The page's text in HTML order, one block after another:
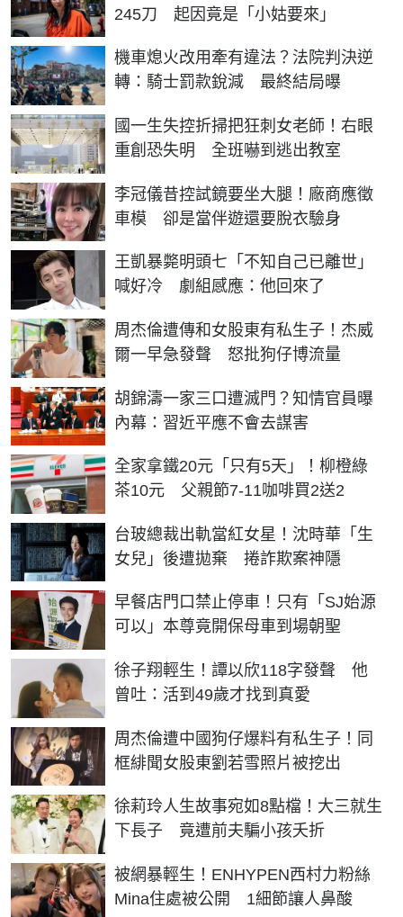
245刀 起因竟是「小姑要來」
機車熄火改用牽有違法？法院判決逆
轉：騎士罰款銳減 最終結局曝
國一生失控折掃把狂刺女老師！右眼
重創恐失明 全班嚇到逃出教室
李冠儀昔控試鏡要坐大腿！廠商應徵
車模 卻是當伴遊還要脫衣驗身
王凱暴斃明頭七「不知自己已離世」
喊好冷 劇組感應：他回來了
周杰倫遭傳和女股東有私生子！杰威
爾一早急發聲 怒批狗仔博流量
胡錦濤一家三口遭滅門？知情官員曝
內幕：習近平應不會去謀害
全家拿鐵20元「只有5天」！柳橙綠
茶10元 父親節7-11咖啡買2送2
台玻總裁出軌當紅女星！沈時華「生
女兒」後遭拋棄 捲詐欺案神隱
早餐店門口禁止停車！只有「SJ始源
可以」本尊竟開保母車到場朝聖
徐子翔輕生！譚以欣118字發聲 他
曾吐：活到49歲才找到真愛
周杰倫遭中國狗仔爆料有私生子！同
框緋聞女股東劉若雪照片被挖出
徐莉玲人生故事宛如8點檔！大三就生
下長子 竟遭前夫騙小孩夭折
被網暴輕生！ENHYPEN西村力粉絲
Mina住處被公開 1細節讓人鼻酸